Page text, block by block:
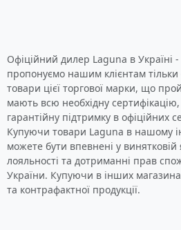
Офіційний дилер Laguna в Україні
пропонуємо нашим клієнтам тільки
товари цієї торгової марки, що
мають всю необхідну сертифікацію,
гарантійну підтримку в офіційних
Купуючи товари Laguna в нашому
можете бути впевнені у винятковій
лояльності та дотриманні прав
України. Купуючи в інших
та контрафактної продукції.